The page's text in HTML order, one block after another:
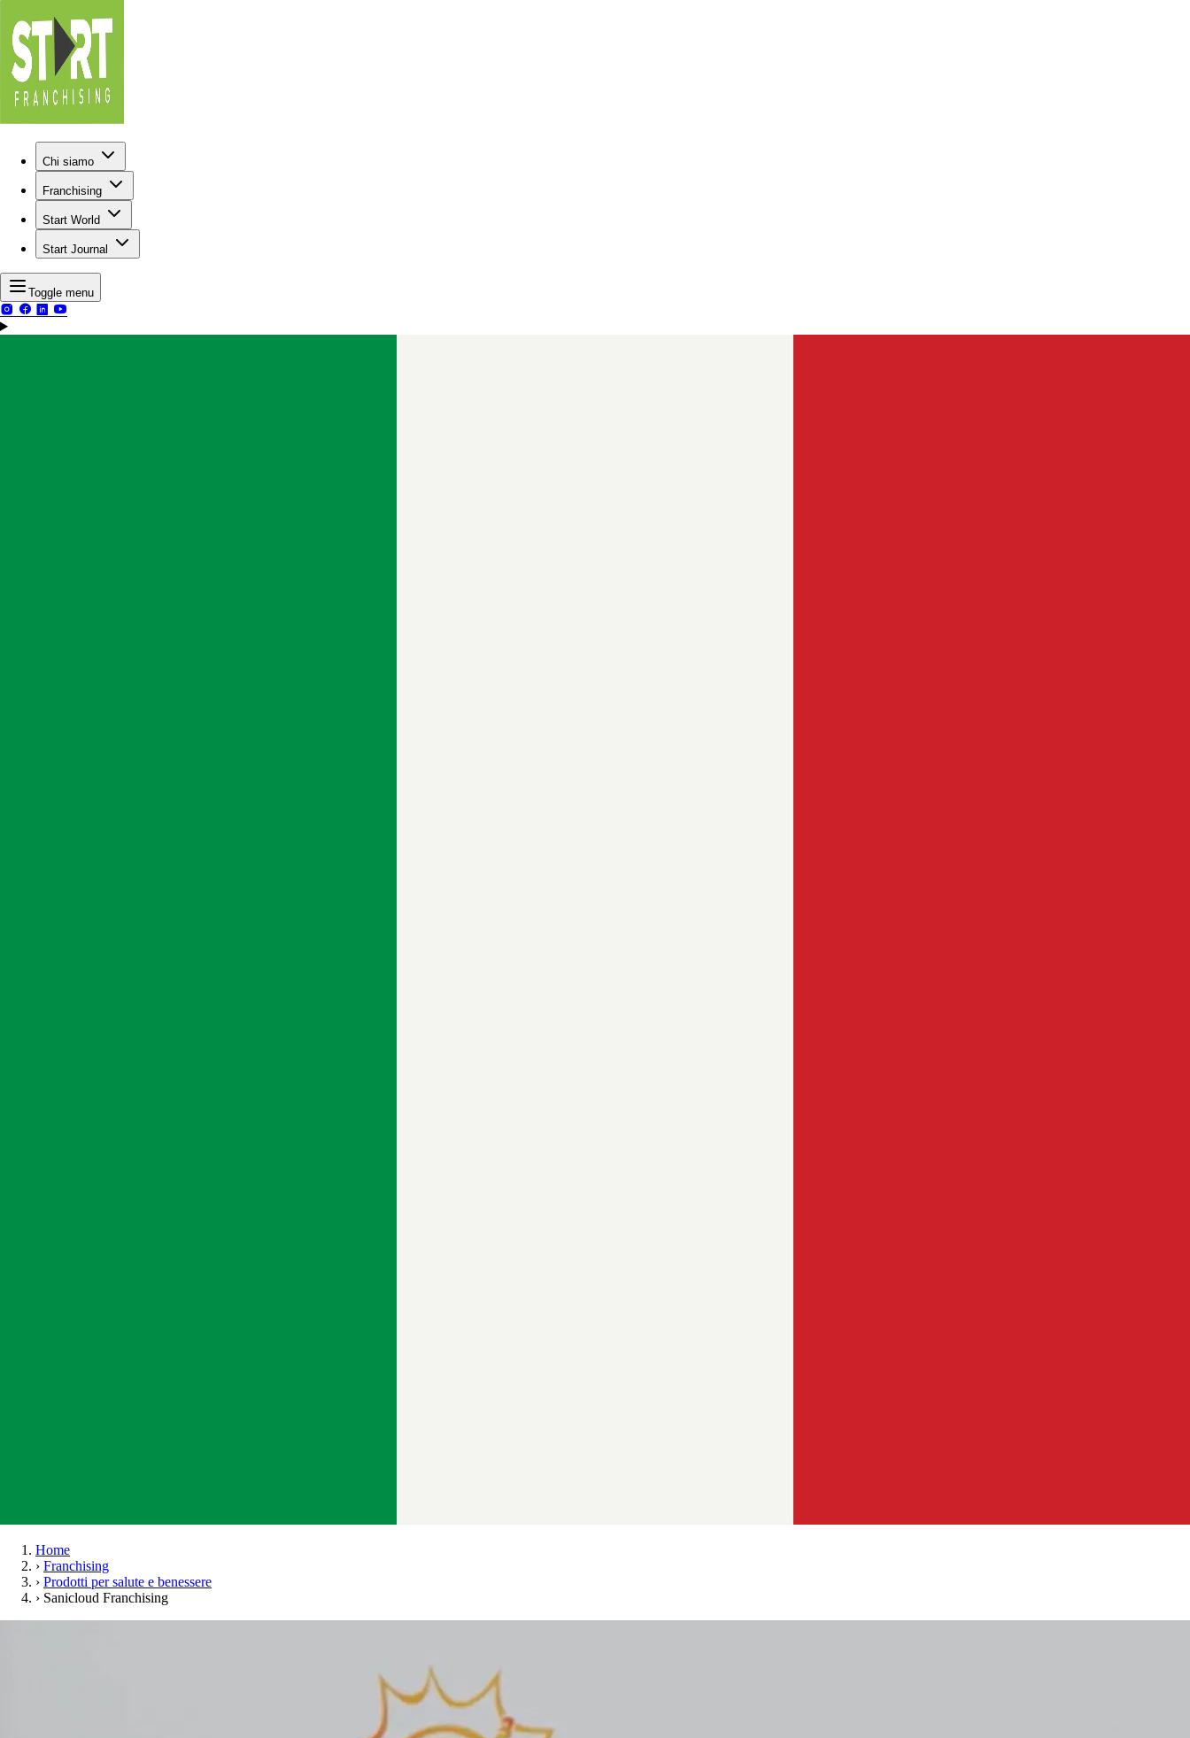
Chi siamo
Franchising
Start World
Start Journal
Toggle menu
Home
› Franchising
› Prodotti per salute e benessere
› Sanicloud Franchising